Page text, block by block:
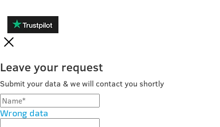
Leave your request
Submit your data & we will contact you shortly
Wrong data